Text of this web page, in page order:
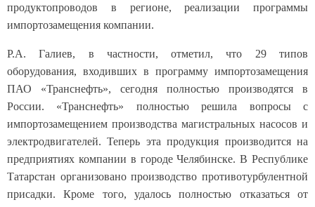
импортозамещения компании.
оборудования, входивших в программу импортозамещения
ПАО «Транснефть», сегодня полностью производятся в
России. «Транснефть» полностью решила вопросы с
импортозамещением производства магистральных насосов и
электродвигателей. Теперь эта продукция производится на
предприятиях компании в городе Челябинске. В Республике
Татарстан организовано производство противотурбулентной
присадки. Кроме того, удалось полностью отказаться от
заказа за рубежом труб, металлоконструкций, резервуарного и